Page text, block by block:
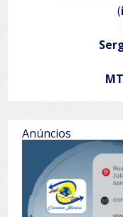
(
Anúncios